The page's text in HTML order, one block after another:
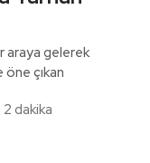
araya gelerek
öne çıkan
dakika